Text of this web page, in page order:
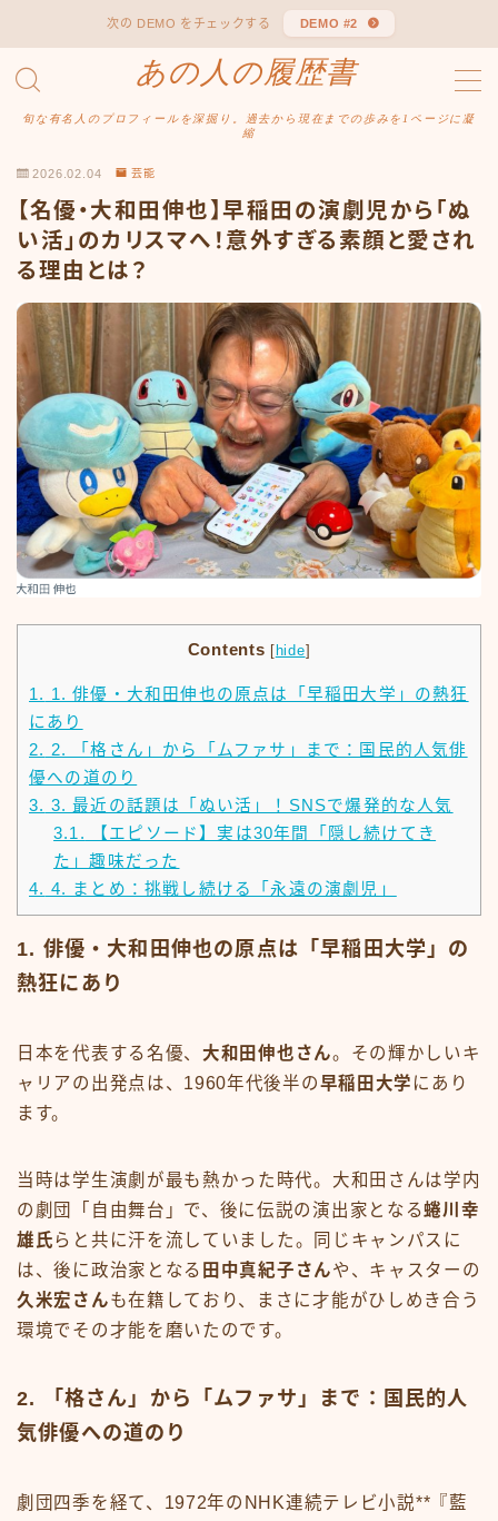
次の DEMO をチェックする DEMO #2
あの人の履歴書
旬な有名人のプロフィールを深掘り。過去から現在までの歩みを1ページに凝
縮
MENU
運営者情報
2026.02.04 芸能
【名優・大和田伸也】早稲田の演劇児から「ぬ
い活」のカリスマへ！意外すぎる素顔と愛され
る理由とは？
Contents [ hide]
1. 1. 俳優・大和田伸也の原点は「早稲田大学」の熱狂
にあり
2. 2. 「格さん」から「ムファサ」まで：国民的人気俳
優への道のり
3. 3. 最近の話題は「ぬい活」！SNSで爆発的な人気
3.1.
【エピソード】実は30年間「隠し続けてき
た」趣味だった
4. 4. まとめ：挑戦し続ける「永遠の演劇児」
1. 俳優・大和田伸也の原点は「早稲田大学」の
熱狂にあり
日本を代表する名優、 大和田伸也さん。その輝かしいキ
ャリアの出発点は、1960年代後半の早稲田大学 にあり
ます。
当時は学生演劇が最も熱かった時代。大和田さんは学内
の劇団「自由舞台」で、後に伝説の演出家となる蜷川幸
雄氏らと共に汗を流していました。同じキャンパスに
は、後に政治家となる 田中真紀子さんや、キャスターの
久米宏さんも在籍しており、まさに才能がひしめき合う
環境でその才能を磨いたのです。
2. 「格さん」から「ムファサ」まで：国民的人
気俳優への道のり
劇団四季を経て、1972年のNHK連続テレビ小説**『藍